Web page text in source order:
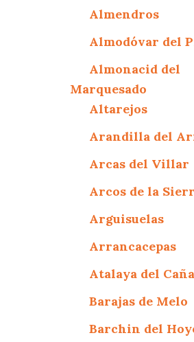
Almendros
Almodóvar del
Almonacid del
Marquesado
Altarejos
Arandilla del
Arcas del Villar
Arcos de la
Arguisuelas
Arrancacepas
Atalaya del
Barajas de Melo
Barchin del